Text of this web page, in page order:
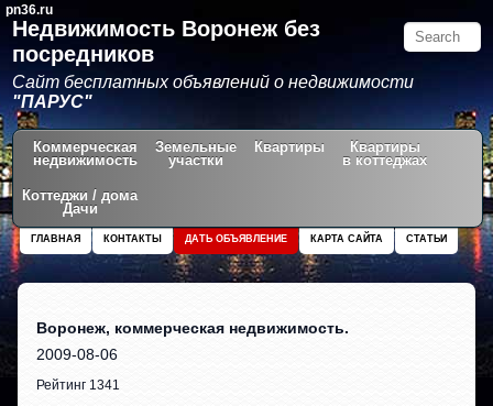
pn36.ru
Недвижимость Воронеж без
посредников
Сайт бесплатных объявлений о недвижимости
"ПАРУС"
Коммерческая
недвижимость
Земельные
участки
Квартиры
Квартиры
в коттеджах
Коттеджи / дома
Дачи
СТАТЬИ
КАРТА САЙТА
ДАТЬ ОБЪЯВЛЕНИЕ
КОНТАКТЫ
ГЛАВНАЯ
Воронеж, коммерческая недвижимость.
2009-08-06
Рейтинг 1341